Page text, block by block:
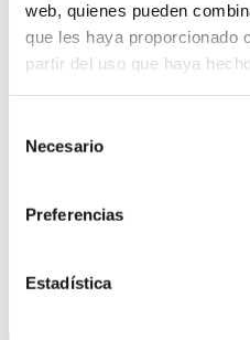
web, quienes pueden
que les haya proporcionado
partir del uso que haya
Necesario
Preferencias
Estadística